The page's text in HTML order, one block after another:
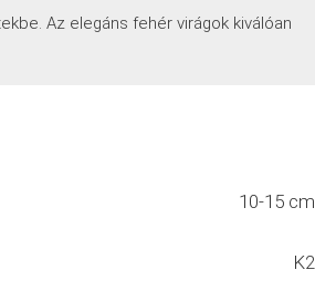
Az elegáns fehér virágok kiválóan
10-15 cm
K2